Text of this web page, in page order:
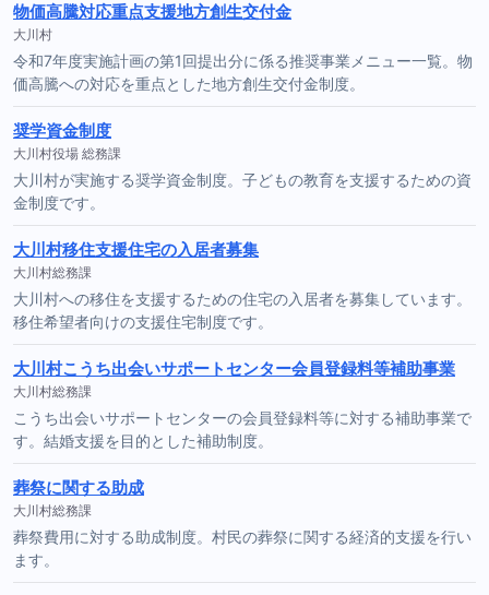
物価高騰対応重点支援地方創生交付金
大川村
令和7年度実施計画の第1回提出分に係る推奨事業メニュー一覧。物
価高騰への対応を重点とした地方創生交付金制度。
奨学資金制度
大川村役場 総務課
大川村が実施する奨学資金制度。子どもの教育を支援するための資
金制度です。
大川村移住支援住宅の入居者募集
大川村総務課
大川村への移住を支援するための住宅の入居者を募集しています。
移住希望者向けの支援住宅制度です。
大川村こうち出会いサポートセンター会員登録料等補助事業
大川村総務課
こうち出会いサポートセンターの会員登録料等に対する補助事業で
す。結婚支援を目的とした補助制度。
葬祭に関する助成
大川村総務課
葬祭費用に対する助成制度。村民の葬祭に関する経済的支援を行い
ます。